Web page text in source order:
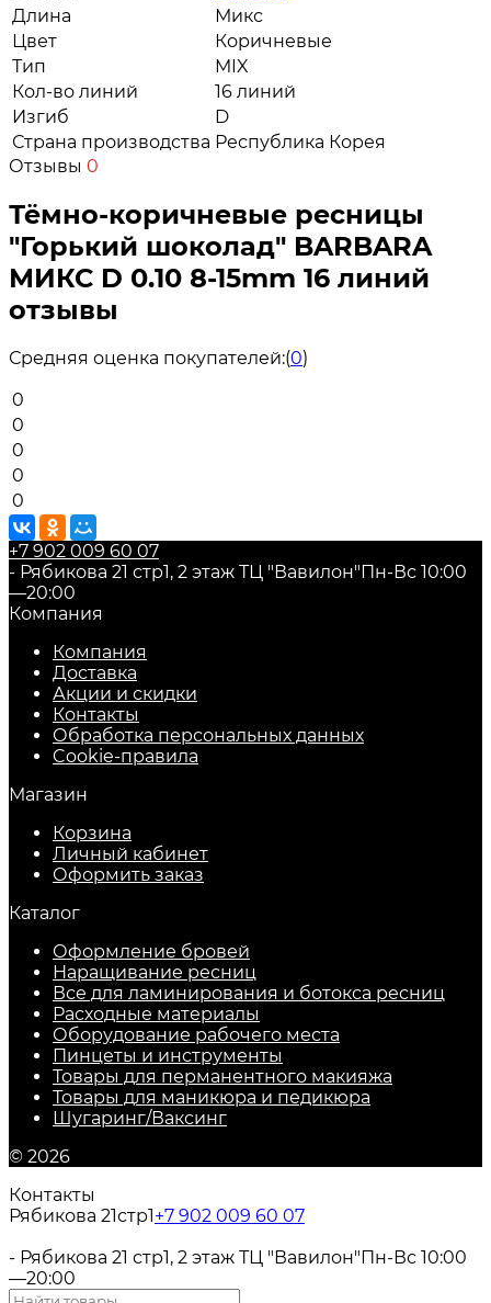
Длина
Микс
Цвет
Коричневые
Тип
MIX
Кол-во линий
16 линий
Изгиб
D
Страна производства Республика Корея
Отзывы 0
Тёмно-коричневые ресницы
"Горький шоколад" BARBARA
МИКС D 0.10 8-15mm 16 линий
отзывы
Средняя оценка покупателей:(0)
0
0
0
0
0
+7 902 009 60 07
- Рябикова 21 стр1, 2 этаж ТЦ "Вавилон"Пн-Вс 10:00
—20:00
Компания
Компания
Доставка
Акции и скидки
Контакты
Обработка персональных данных
Cookie-правила
Магазин
Корзина
Личный кабинет
Оформить заказ
Каталог
Оформление бровей
Наращивание ресниц
Все для ламинирования и ботокса ресниц
Расходные материалы
Оборудование рабочего места
Пинцеты и инструменты
Товары для перманентного макияжа
Товары для маникюра и педикюра
Шугаринг/Ваксинг
© 2026
Контакты
Рябикова 21стр1+7 902 009 60 07
- Рябикова 21 стр1, 2 этаж ТЦ "Вавилон"Пн-Вс 10:00
—20:00